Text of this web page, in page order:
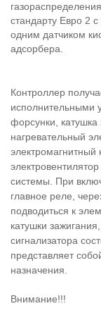
стандарту Евро 2
одним датчиком
адсорбера.
Контроллер
исполнительными
форсунки, катушка
нагревательный
электромагнитный
системы. При
главное реле,
подводиться к
катушки
сигнализатора
представляет
назначения
Внимание!!!